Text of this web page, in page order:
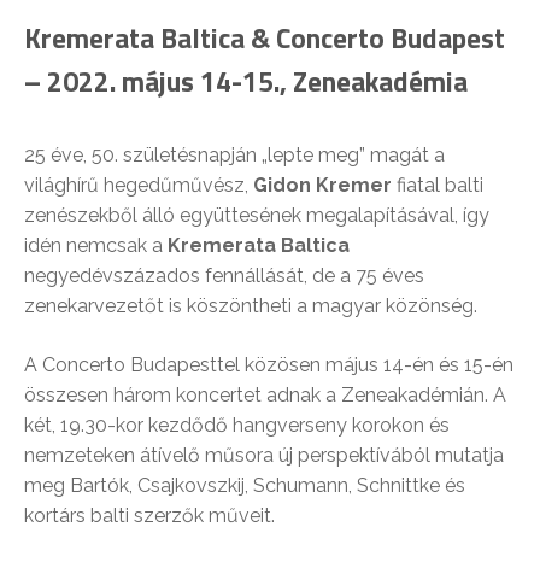
Kremerata Baltica & Concerto Budapest
– 2022. május 14-15., Zeneakadémia
25 éve, 50. születésnapján „lepte meg” magát a
világhírű hegedűművész, Gidon Kremer fiatal balti
zenészekből álló együttesének megalapításával, így
idén nemcsak a Kremerata Baltica
negyedévszázados fennállását, de a 75 éves
zenekarvezetőt is köszöntheti a magyar közönség.
A Concerto Budapesttel közösen május 14-én és 15-én
összesen három koncertet adnak a Zeneakadémián. A
két, 19.30-kor kezdődő hangverseny korokon és
nemzeteken átívelő műsora új perspektívából mutatja
meg Bartók, Csajkovszkij, Schumann, Schnittke és
kortárs balti szerzők műveit.